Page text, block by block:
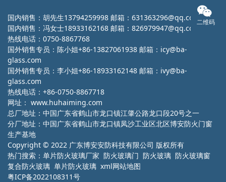
国内销售：胡先生13794259998 邮箱：631363296@qq.com
国内销售：冯女士18933162168 邮箱：826979947@qq.com
热线电话：0750-8867768
国外销售专员：陈小姐+86-13827061938 邮箱：icy@ba-
glass.com
国外销售专员：李小姐+86-18933162148 邮箱：ivy@ba-
glass.com
热线电话：+86-0750-8867718
网址： www.huhaiming.com
总厂地址：中国广东省鹤山市龙口镇江肇公路龙口段20号之一
分厂地址：中国广东省鹤山市龙口镇凤沙工业区北区博安防火门窗
生产基地
Copyright © 2022 广东博安安防科技有限公司 版权所有
热门搜索： 单片防火玻璃厂家 防火玻璃门 防火玻璃 防火玻璃窗
复合防火玻璃 单片防火玻璃 xml网站地图
粤ICP备2022108311号
二维码